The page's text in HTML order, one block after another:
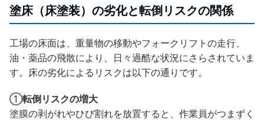
塗床（床塗装）の劣化と転倒リスクの関係
工場の床面は、重量物の移動やフォークリフトの走行、
油・薬品の飛散により、日々過酷な状況にさらされていま
す。床の劣化によるリスクは以下の通りです。
①転倒リスクの増大
塗膜の剥がれやひび割れを放置すると、作業員がつまずく